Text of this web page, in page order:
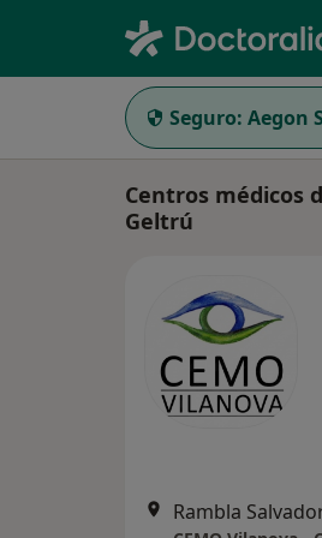
Seguro: Aegon
Centros médicos
Geltrú